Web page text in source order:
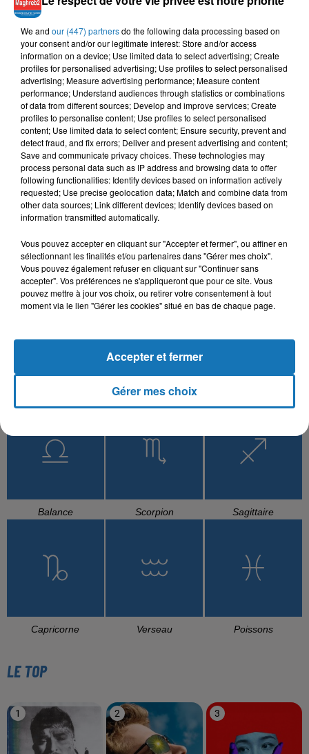
SAMAD, RDB
Wilkoum
BILEL TACCHINI, KAYNA
SAMET
Ena Wiyek
NAIDA
Kambou
L'HOROSCOPE
Bélier Taureau Gémeaux
Lion
Balance Scorpion Sagittaire
Capricorne Verseau Poissons
LE TOP
1 2 3
We and our (447) partnersdo the following data processing based on
your consent and/or our legitimate interest: Store and/or access
information on a device; Use limited data to select advertising; Create
profiles for personalised advertising; Use profiles to select personalised
advertising; Measure advertising performance; Measure content
performance; Understand audiences through statistics or combinations
of data from different sources; Develop and improve services; Create
profiles to personalise content; Use profiles to select personalised
content; Use limited data to select content; Ensure security, prevent and
detect fraud, and fix errors; Deliver and present advertising and content;
Save and communicate privacy choices. These technologies may
process personal data such as IP address and browsing data to offer
following functionalities: Identify devices based on information actively
requested; Use precise geolocation data; Match and combine data from
other data sources; Link different devices; Identify devices based on
information transmitted automatically.
Vous pouvez accepter en cliquant sur "Accepter et fermer", ou affiner en
sélectionnant les finalités et/ou partenaires dans "Gérer mes choix".
Vous pouvez également refuser en cliquant sur "Continuer sans
accepter". Vos préférences ne s'appliqueront que pour ce site. Vous
pouvez mettre à jour vos choix, ou retirer votre consentement à tout
moment via le lien "Gérer les cookies" situé en bas de chaque page.
Gérer mes choix
Accepter et fermer